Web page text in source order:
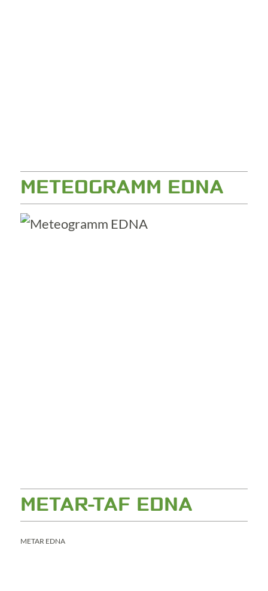
METEOGRAMM EDNA
METAR-TAF EDNA
METAR EDNA